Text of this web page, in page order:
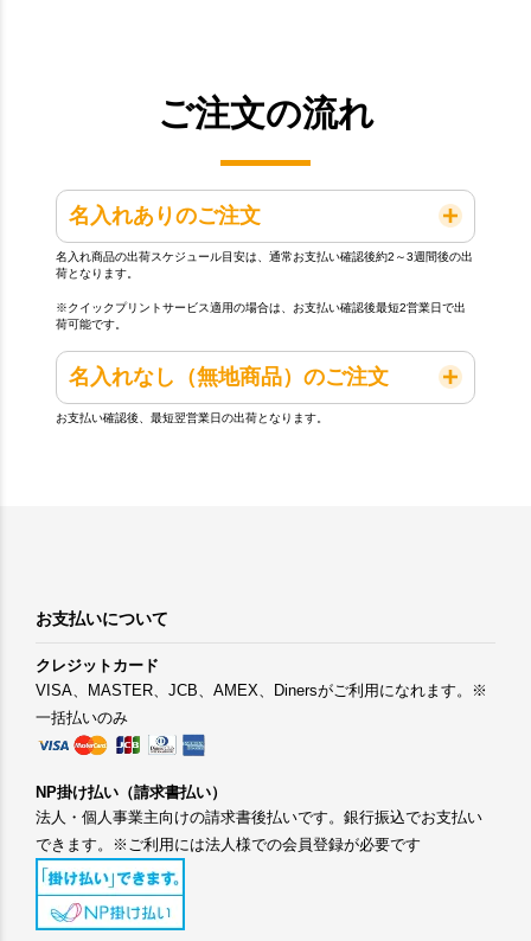
ご注文の流れ
名入れありのご注文
名入れ商品の出荷スケジュール目安は、通常お支払い確認後約2～3週間後の出
荷となります。
※クイックプリントサービス適用の場合は、お支払い確認後最短2営業日で出
荷可能です。
名入れなし（無地商品）のご注文
お支払い確認後、最短翌営業日の出荷となります。
お支払いについて
クレジットカード
VISA、MASTER、JCB、AMEX、Dinersがご利用になれます。※
一括払いのみ
NP掛け払い（請求書払い）
法人・個人事業主向けの請求書後払いです。銀行振込でお支払い
できます。※ご利用には法人様での会員登録が必要です